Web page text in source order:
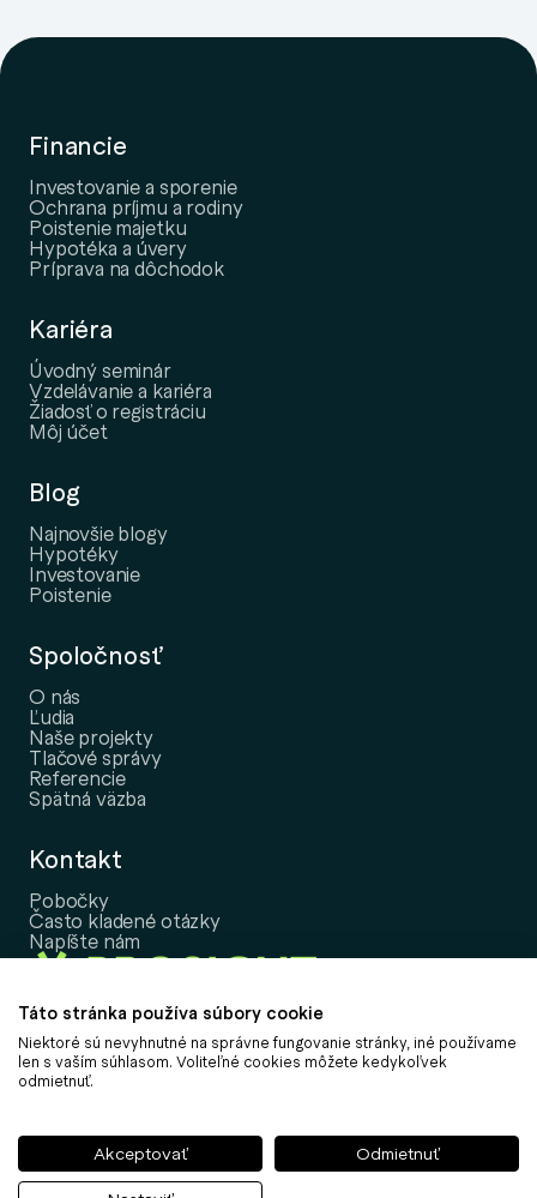
Financie
Investovanie a sporenie
Ochrana príjmu a rodiny
Poistenie majetku
Hypotéka a úvery
Príprava na dôchodok
Kariéra
Úvodný seminár
Vzdelávanie a kariéra
Žiadosť o registráciu
Môj účet
Blog
Najnovšie blogy
Hypotéky
Investovanie
Poistenie
Spoločnosť
O nás
Ľudia
Naše projekty
Tlačové správy
Referencie
Spätná väzba
Kontakt
Pobočky
Často kladené otázky
Napíšte nám
Copyright © 2026, PROSIGHT Slovensko, a.s.
Informácie k udržateľnosti
Politika vybavovania sťažností
Obchodné podmienky
Táto stránka používa súbory cookie
Niektoré sú nevyhnutné na správne fungovanie stránky, iné používame
len s vaším súhlasom. Voliteľné cookies môžete kedykoľvek
odmietnuť.
Akceptovať
Odmietnuť